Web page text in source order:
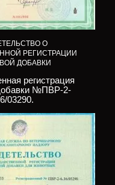
О
РЕГИСТРАЦИИ
ДОБАВКИ
регистрация
№ПВР-2-
03290.